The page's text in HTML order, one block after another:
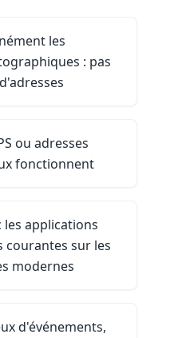
les
: pas
ou adresses
fonctionnent
les applications
sur les
modernes
d'événements,